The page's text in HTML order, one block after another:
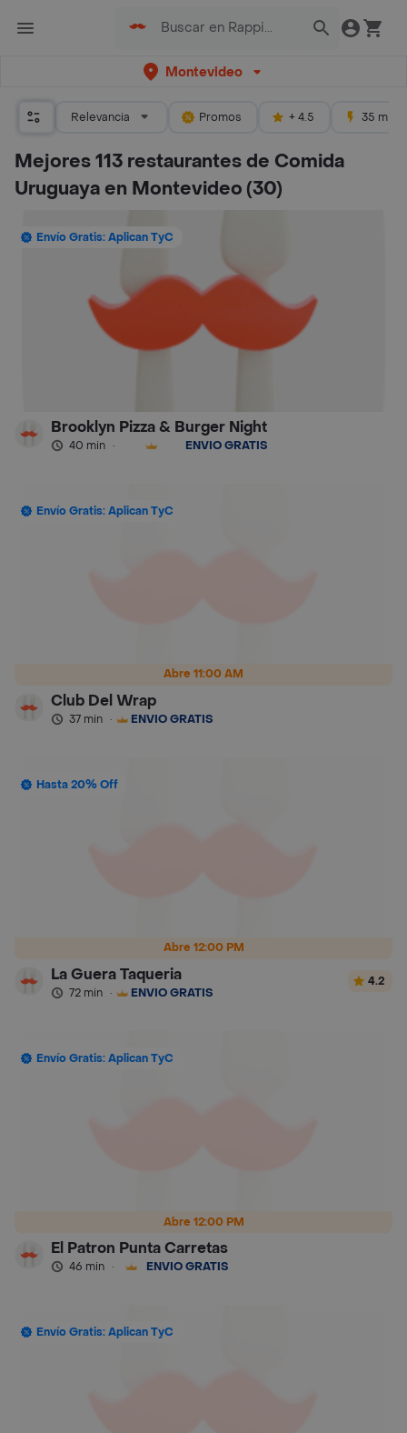
Montevideo
Relevancia Promos + 4.5 35 mins
Mejores 113 restaurantes de Comida
Uruguaya en Montevideo(30)
Envío Gratis: Aplican TyC
Brooklyn Pizza & Burger Night
40 min · ENVÍO GRATIS
Abre 11:00 AM
Envío Gratis: Aplican TyC
Club Del Wrap
37 min · ENVÍO GRATIS
Abre 12:00 PM
Hasta 20% Off
La Guera Taqueria
72 min · ENVÍO GRATIS
4.2
Abre 12:00 PM
Envío Gratis: Aplican TyC
El Patron Punta Carretas
46 min · ENVÍO GRATIS
Envío Gratis: Aplican TyC